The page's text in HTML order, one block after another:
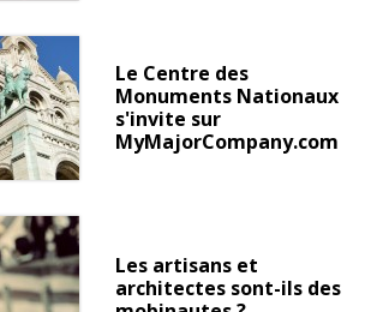
Le Centre des
Monuments Nationaux
s'invite sur
MyMajorCompany.com
Les artisans et
architectes sont-ils des